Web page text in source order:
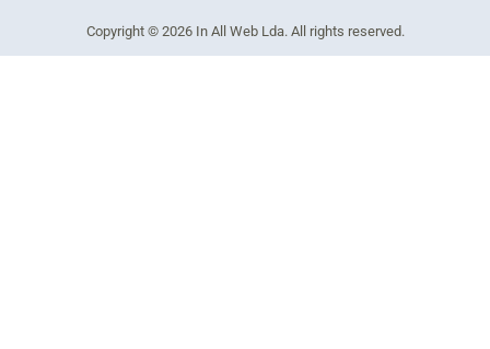
e
b
o
a
g
Copyright © 2026 In All Web Lda. All rights reserved.